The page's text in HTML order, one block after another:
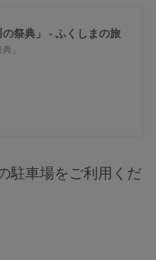
祭典」 - ふくしまの旅
」
駐車場をご利用くだ